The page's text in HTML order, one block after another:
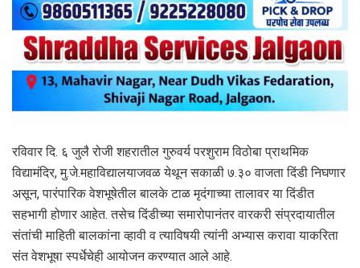
रविवार दि. ६ जुलै रोजी शहरातील गुरुवर्य परशुराम विठोबा प्राथमिक
विद्यामंदिर, मु.जे.महाविद्यालयाजवळ येथून सकाळी ७.३० वाजता दिंडी निघणार
असून, पारंपारिक वेशभूषेतील बालके टाळ मृदंगाच्या तालावर या दिंडीत
सहभागी होणार आहेत. तसेच दिंडीच्या समारोपानंतर वारकरी संप्रदायातील
संतांची माहिती बालकांना व्हावी व त्याविषयी त्यांनी अभ्यास करावा याकरिता
संत वेशभूषा स्पर्धेचेही आयोजन करण्यात आले आहे.